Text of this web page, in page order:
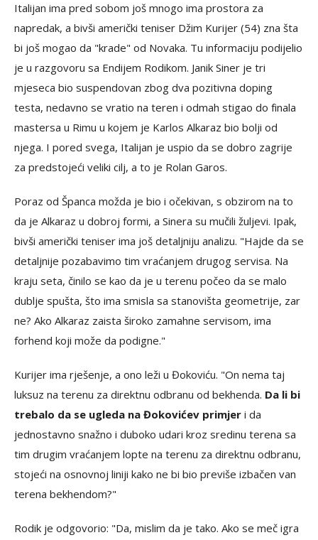
Italijan ima pred sobom još mnogo ima prostora za
napredak, a bivši američki teniser Džim Kurijer (54) zna šta
bi još mogao da "krade" od Novaka. Tu informaciju podijelio
je u razgovoru sa Endijem Rodikom. Janik Siner je tri
mjeseca bio suspendovan zbog dva pozitivna doping
testa, nedavno se vratio na teren i odmah stigao do finala
mastersa u Rimu u kojem je Karlos Alkaraz bio bolji od
njega. I pored svega, Italijan je uspio da se dobro zagrije
za predstojeći veliki cilj, a to je Rolan Garos.
Poraz od Španca možda je bio i očekivan, s obzirom na to
da je Alkaraz u dobroj formi, a Sinera su mučili žuljevi. Ipak,
bivši američki teniser ima još detaljniju analizu. "Hajde da se
detaljnije pozabavimo tim vraćanjem drugog servisa. Na
kraju seta, činilo se kao da je u terenu počeo da se malo
dublje spušta, što ima smisla sa stanovišta geometrije, zar
ne? Ako Alkaraz zaista široko zamahne servisom, ima
forhend koji može da podigne."
Kurijer ima rješenje, a ono leži u Đokoviću. "On nema taj
luksuz na terenu za direktnu odbranu od bekhenda. Da li bi
trebalo da se ugleda na Đokovićev primjer i da
jednostavno snažno i duboko udari kroz sredinu terena sa
tim drugim vraćanjem lopte na terenu za direktnu odbranu,
stojeći na osnovnoj liniji kako ne bi bio previše izbačen van
terena bekhendom?"
Rodik je odgovorio: "Da, mislim da je tako. Ako se meč igra